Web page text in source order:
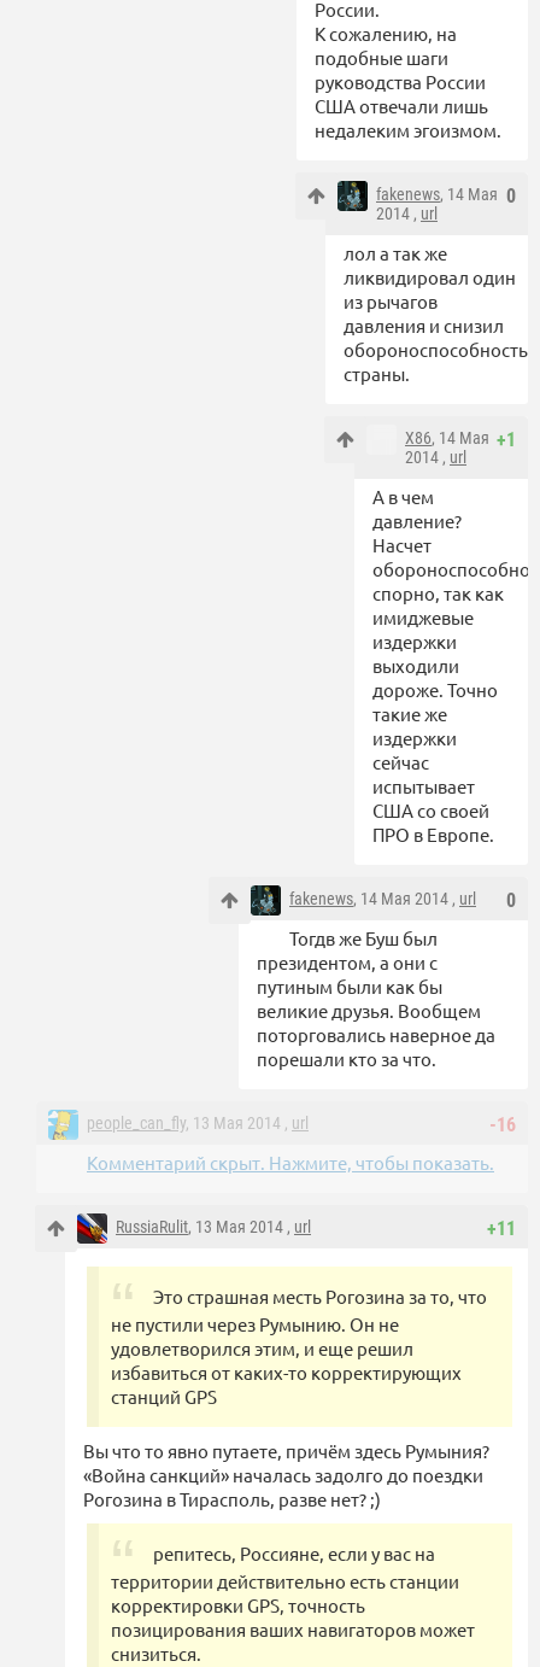
России.
К сожалению, на
подобные шаги
руководства России
США отвечали лишь
недалеким эгоизмом.
0
fakenews, 14 Мая
2014 , url
лол а так же
ликвидировал один
из рычагов
давления и снизил
обороноспособность
страны.
+1
X86, 14 Мая
2014 , url
А в чем
давление?
Насчет
спорно, так как
имиджевые
издержки
выходили
дороже. Точно
такие же
издержки
сейчас
испытывает
США со своей
ПРО в Европе.
0
fakenews, 14 Мая 2014 , url
Тогдв же Буш был
президентом, а они с
путиным были как бы
великие друзья. Вообщем
поторговались наверное да
порешали кто за что.
-16
people_can_fly, 13 Мая 2014 , url
Комментарий скрыт. Нажмите, чтобы показать.
+11
RussiaRulit, 13 Мая 2014 , url
Это страшная месть Рогозина за то, что
не пустили через Румынию. Он не
удовлетворился этим, и еще решил
избавиться от каких-то корректирующих
станций GPS
Вы что то явно путаете, причём здесь Румыния?
«Война санкций» началась задолго до поездки
Рогозина в Тирасполь, разве нет? ;)
репитесь, Россияне, если у вас на
территории действительно есть станции
корректировки GPS, точность
позицирования ваших навигаторов может
снизиться.